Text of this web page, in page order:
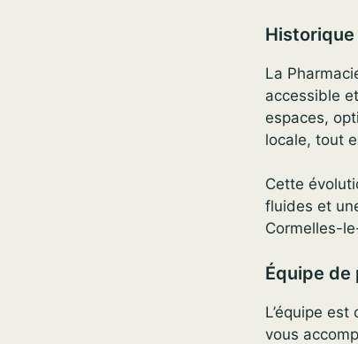
Historique
La
accessible
espaces,
locale, tout
Cette
fluides et
Cormelles-
Équipe
L’équipe
vous